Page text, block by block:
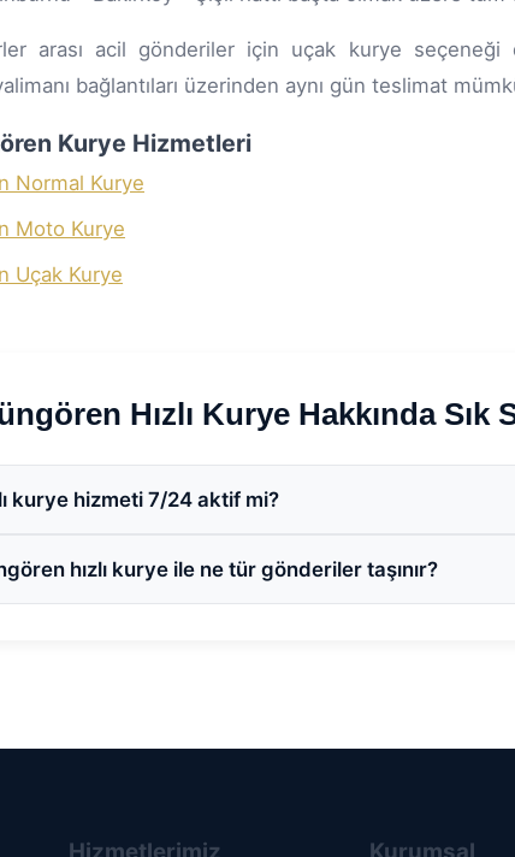
arası acil gönderiler için uçak kurye
bağlantıları üzerinden aynı gün teslimat
Kurye Hizmetleri
Normal Kurye
Moto Kurye
Uçak Kurye
Hızlı Kurye Hakkında
kurye hizmeti 7/24 aktif mi?
hızlı kurye ile ne tür gönderiler taşınır?